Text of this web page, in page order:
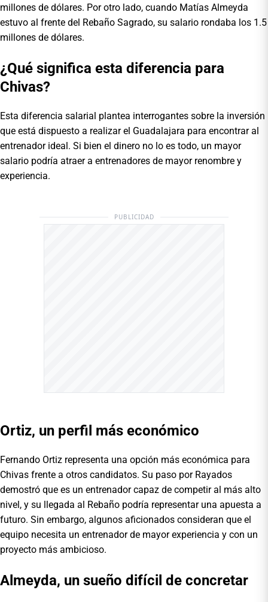
millones de dólares. Por otro lado, cuando Matías Almeyda
estuvo al frente del Rebaño Sagrado, su salario rondaba los 1.5
millones de dólares.
¿Qué significa esta diferencia para
Chivas?
Esta diferencia salarial plantea interrogantes sobre la inversión
que está dispuesto a realizar el Guadalajara para encontrar al
entrenador ideal. Si bien el dinero no lo es todo, un mayor
salario podría atraer a entrenadores de mayor renombre y
experiencia.
PUBLICIDAD
Ortiz, un perfil más económico
Fernando Ortiz representa una opción más económica para
Chivas frente a otros candidatos. Su paso por Rayados
demostró que es un entrenador capaz de competir al más alto
nivel, y su llegada al Rebaño podría representar una apuesta a
futuro. Sin embargo, algunos aficionados consideran que el
equipo necesita un entrenador de mayor experiencia y con un
proyecto más ambicioso.
Almeyda, un sueño difícil de concretar